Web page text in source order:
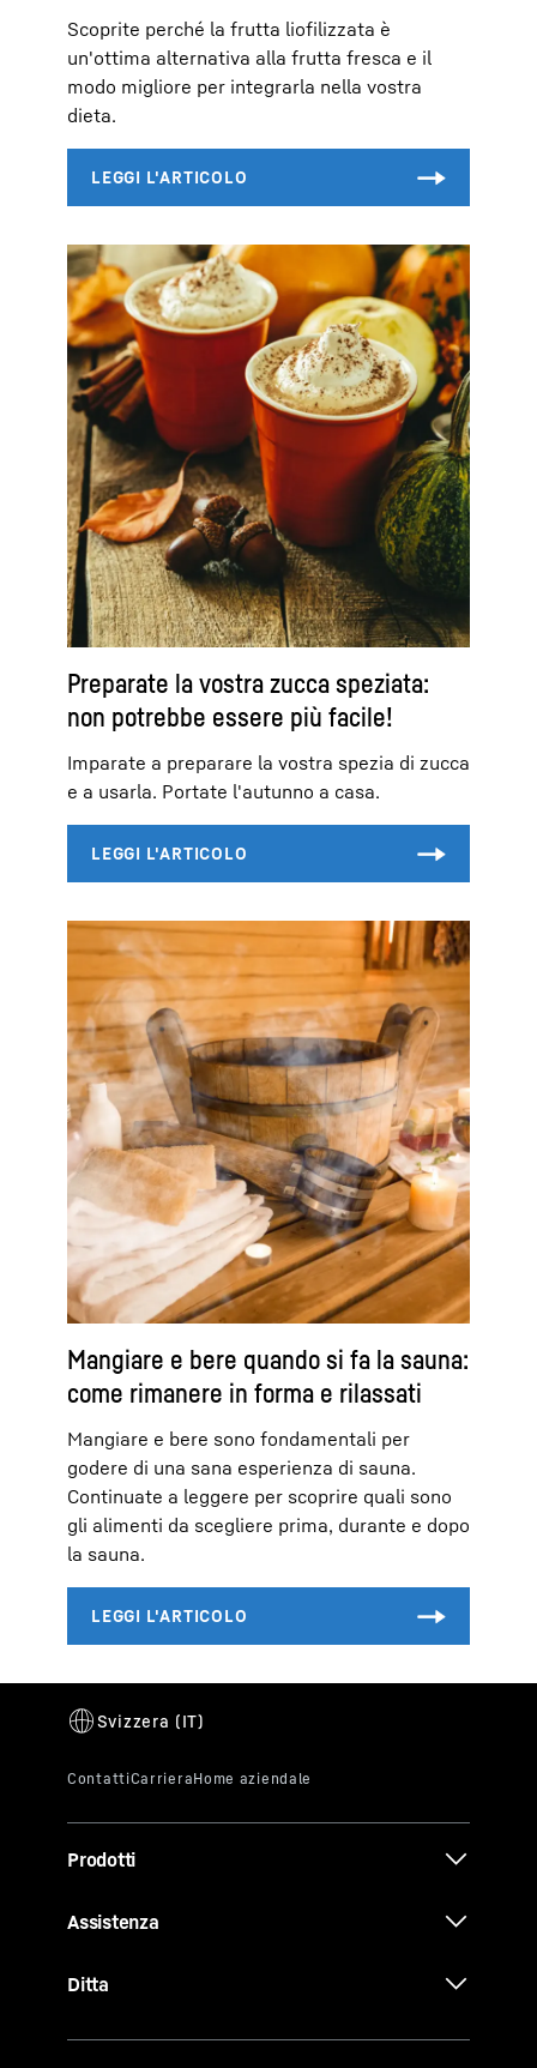
Scoprite perché la frutta liofilizzata è
un'ottima alternativa alla frutta fresca e il
modo migliore per integrarla nella vostra
dieta.
Preparate la vostra zucca speziata:
non potrebbe essere più facile!
Imparate a preparare la vostra spezia di zucca
e a usarla. Portate l'autunno a casa.
Mangiare e bere quando si fa la sauna:
come rimanere in forma e rilassati
Mangiare e bere sono fondamentali per
godere di una sana esperienza di sauna.
Continuate a leggere per scoprire quali sono
gli alimenti da scegliere prima, durante e dopo
la sauna.
Prodotti
Assistenza
Ditta